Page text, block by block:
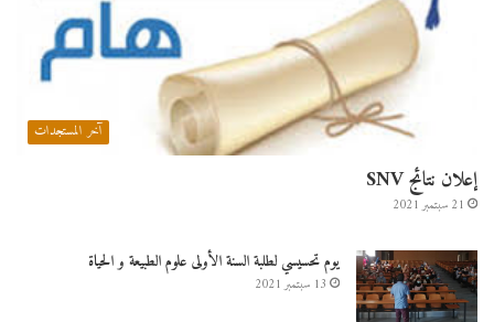
آخر المستجدات
إعلان نتائج SNV
21 سبتمبر 2021
يوم تحسيسي لطلبة السنة الأولى علوم الطبيعة و الحياة
13 سبتمبر 2021